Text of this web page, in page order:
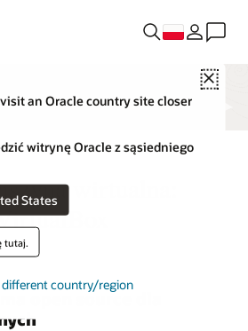
Close
an Oracle country site closer
witrynę Oracle z sąsiedniego
States
tutaj.
different country/region
wirtualna:
open source dla